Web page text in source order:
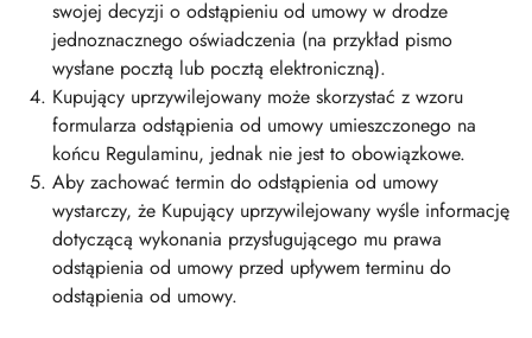
swojej decyzji o odstąpieniu od umowy w drodze
jednoznacznego oświadczenia (na przykład pismo
wysłane pocztą lub pocztą elektroniczną).
Kupujący uprzywilejowany może skorzystać z wzoru
formularza odstąpienia od umowy umieszczonego na
końcu Regulaminu, jednak nie jest to obowiązkowe.
Aby zachować termin do odstąpienia od umowy
wystarczy, że Kupujący uprzywilejowany wyśle informację
dotyczącą wykonania przysługującego mu prawa
odstąpienia od umowy przed upływem terminu do
odstąpienia od umowy.